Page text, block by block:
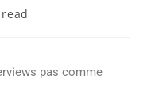
pas comme